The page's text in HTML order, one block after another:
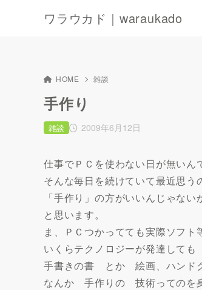
ワラウカド｜waraukado
HOME 雑談
手作り
2009年6月12日
雑談
仕事でＰＣを使わない日が無いん
そんな毎日を続けていて最近思う
「手作り」の方がいいんじゃない
と思います。
ま、ＰＣつかってても実際ソフト
いくらテクノロジーが発達しても
手書きの書 とか 絵画、ハンド
なんか 手作りの 技術ってのを身